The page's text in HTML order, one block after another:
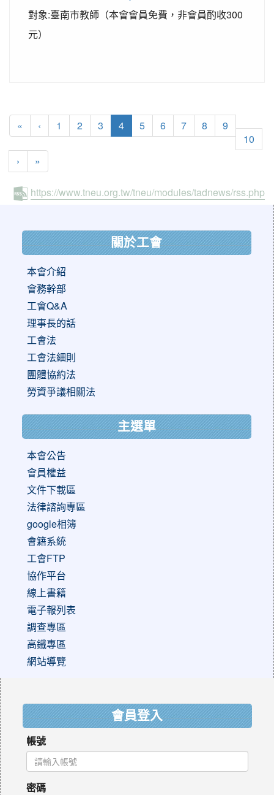
對象:臺南市教師（本會會員免費，非會員酌收300
元）
« ‹ 1 2 3 4(current)
5 6 7 8
9
10
›
»
https://www.tneu.org.tw/tneu/modules/tadnews/rss.php
關於工會
本會介紹
會務幹部
工會Q&A
理事長的話
工會法
工會法細則
團體協約法
勞資爭議相關法
主選單
本會公告
會員權益
文件下載區
法律諮詢專區
google相簿
會籍系統
工會FTP
協作平台
線上書籍
電子報列表
調查專區
高鐵專區
網站導覽
會員登入
帳號
密碼